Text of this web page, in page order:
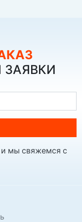
ЗАЯВКИ
и мы свяжемся с